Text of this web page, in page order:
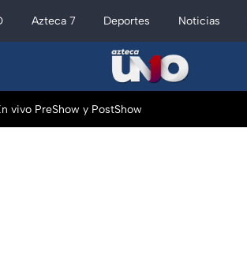
Azteca 7 Deportes Noticias
vivo PreShow y PostShow